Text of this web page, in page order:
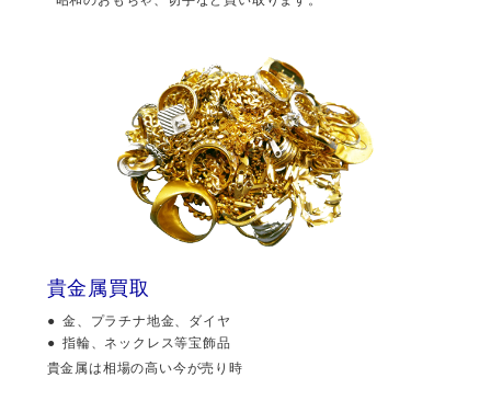
貴金属買取
金、プラチナ地金、ダイヤ
指輪、ネックレス等宝飾品
貴金属は相場の高い今が売り時